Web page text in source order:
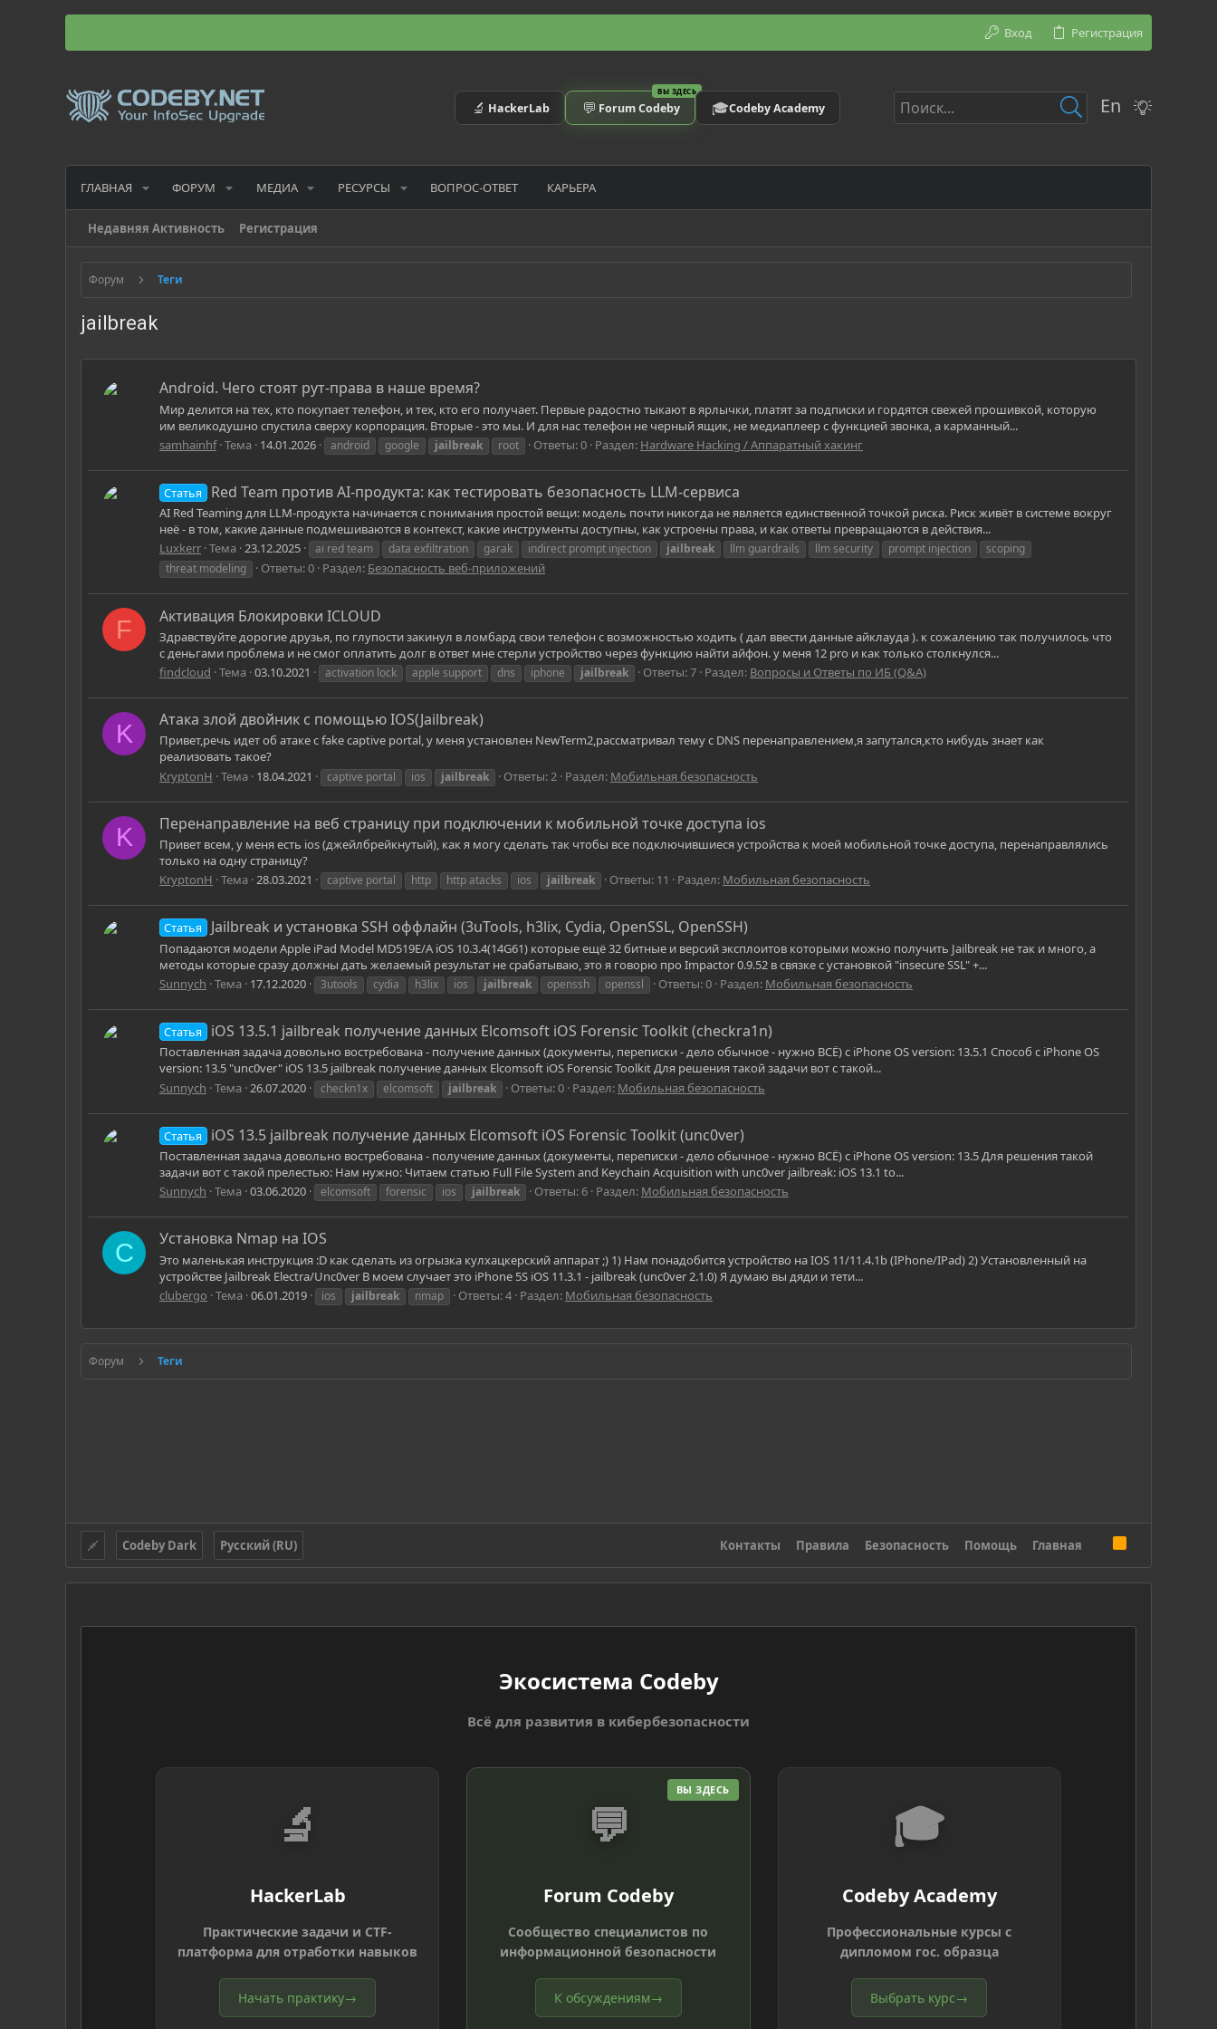
Вход Регистрация
🔬 HackerLab
ВЫ ЗДЕСЬ
💬 Forum Codeby 🎓Codeby Academy En
ГЛАВНАЯ ФОРУМ МЕДИА РЕСУРСЫ ВОПРОС-ОТВЕТ КАРЬЕРА
Недавняя Активность Регистрация
Форум Теги
jailbreak
Android. Чего стоят рут-права в наше время?
Мир делится на тех, кто покупает телефон, и тех, кто его получает. Первые радостно тыкают в ярлычки, платят за подписки и гордятся свежей прошивкой, которую
им великодушно спустила сверху корпорация. Вторые - это мы. И для нас телефон не черный ящик, не медиаплеер с функцией звонка, а карманный...
samhainhf Тема 14.01.2026 android google jailbreak root Ответы: 0 Раздел: Hardware Hacking / Аппаратный хакинг
Статья Red Team против AI-продукта: как тестировать безопасность LLM-сервиса
AI Red Teaming для LLM‑продукта начинается с понимания простой вещи: модель почти никогда не является единственной точкой риска. Риск живёт в системе вокруг
неё - в том, какие данные подмешиваются в контекст, какие инструменты доступны, как устроены права, и как ответы превращаются в действия...
Luxkerr Тема 23.12.2025 ai red team data exfiltration garak indirect prompt injection jailbreak llm guardrails llm security prompt injection
scoping
threat modeling
Ответы: 0 Раздел: Безопасность веб-приложений
F Активация Блокировки ICLOUD
Здравствуйте дорогие друзья, по глупости закинул в ломбард свои телефон с возможностью ходить ( дал ввести данные айклауда ). к сожалению так получилось что
с деньгами проблема и не смог оплатить долг в ответ мне стерли устройство через функцию найти айфон. у меня 12 pro и как только столкнулся...
findcloud Тема 03.10.2021 activation lock apple support dns iphone jailbreak Ответы: 7 Раздел: Вопросы и Ответы по ИБ (Q&A)
K Атака злой двойник с помощью IOS(Jailbreak)
Привет,речь идет об атаке с fake captive portal, у меня установлен NewTerm2,рассматривал тему с DNS перенаправлением,я запутался,кто нибудь знает как
реализовать такое?
KryptonH Тема 18.04.2021 captive portal ios jailbreak Ответы: 2 Раздел: Мобильная безопасность
K Перенаправление на веб страницу при подключении к мобильной точке доступа ios
Привет всем, у меня есть ios (джейлбрейкнутый), как я могу сделать так чтобы все подключившиеся устройства к моей мобильной точке доступа, перенаправлялись
только на одну страницу?
KryptonH Тема 28.03.2021 captive portal http http atacks ios jailbreak Ответы: 11 Раздел: Мобильная безопасность
Статья Jailbreak и установка SSH оффлайн (3uTools, h3lix, Cydia, OpenSSL, OpenSSH)
Попадаются модели Apple iPad Model MD519E/A iOS 10.3.4(14G61) которые ещё 32 битные и версий эксплоитов которыми можно получить Jailbreak не так и много, а
методы которые сразу должны дать желаемый результат не срабатываю, это я говорю про Impactor 0.9.52 в связке с установкой "insecure SSL" +...
Sunnych Тема 17.12.2020 3utools cydia h3lix ios jailbreak openssh openssl Ответы: 0 Раздел: Мобильная безопасность
Статья iOS 13.5.1 jailbreak получение данных Elcomsoft iOS Forensic Toolkit (checkra1n)
Поставленная задача довольно востребована - получение данных (документы, переписки - дело обычное - нужно ВСЁ) с iPhone OS version: 13.5.1 Способ с iPhone OS
version: 13.5 "unc0ver" iOS 13.5 jailbreak получение данных Elcomsoft iOS Forensic Toolkit Для решения такой задачи вот с такой...
Sunnych Тема 26.07.2020 checkn1x elcomsoft jailbreak Ответы: 0 Раздел: Мобильная безопасность
Статья iOS 13.5 jailbreak получение данных Elcomsoft iOS Forensic Toolkit (unc0ver)
Поставленная задача довольно востребована - получение данных (документы, переписки - дело обычное - нужно ВСЁ) с iPhone OS version: 13.5 Для решения такой
задачи вот с такой прелестью: Нам нужно: Читаем статью Full File System and Keychain Acquisition with unc0ver jailbreak: iOS 13.1 to...
Sunnych Тема 03.06.2020 elcomsoft forensic ios jailbreak Ответы: 6 Раздел: Мобильная безопасность
C Установка Nmap на IOS
Это маленькая инструкция :D как сделать из огрызка кулхацкерский аппарат ;) 1) Нам понадобится устройство на IOS 11/11.4.1b (IPhone/IPad) 2) Установленный на
устройcтве Jailbreak Electra/Unc0ver В моем случает это iPhone 5S iOS 11.3.1 - jailbreak (unc0ver 2.1.0) Я думаю вы дяди и тети...
clubergo Тема 06.01.2019 ios jailbreak nmap Ответы: 4 Раздел: Мобильная безопасность
Форум Теги
Codeby Dark Русский (RU) Контакты Правила Безопасность Помощь Главная
S
Экосистема Codeby
Всё для развития в кибербезопасности
🔬
HackerLab
Практические задачи и CTF-
платформа для отработки навыков
Начать практику→
ВЫ ЗДЕСЬ
💬
Forum Codeby
Сообщество специалистов по
информационной безопасности
К обсуждениям→
🎓
Codeby Academy
Профессиональные курсы с
дипломом гос. образца
Выбрать курс→